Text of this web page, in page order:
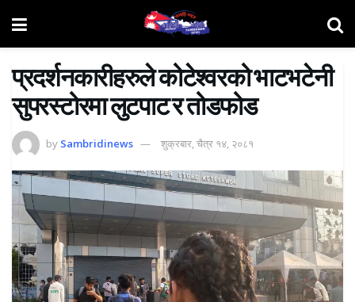
प्रदर्शनकारीहरुले कोटेश्वरको भाटभटेनी
सुपरस्टोरमा लुटपाट र तोडफोड
by Sambridinews शुक्रबार, चैत्र १४, २०८१